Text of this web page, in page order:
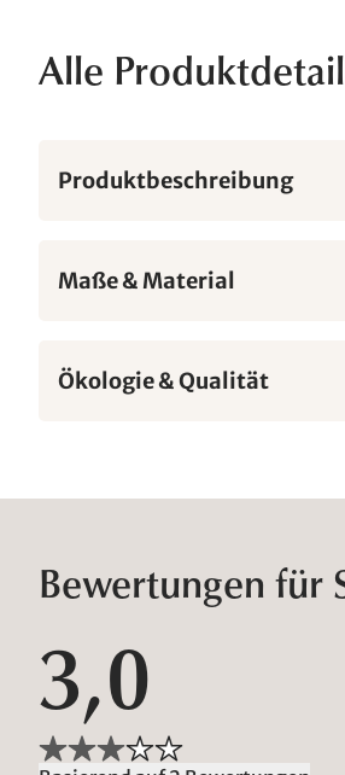
Alle
Produktbeschreibung
Maße & Material
Ökologie & Qualität
Bewertungen für
3,0